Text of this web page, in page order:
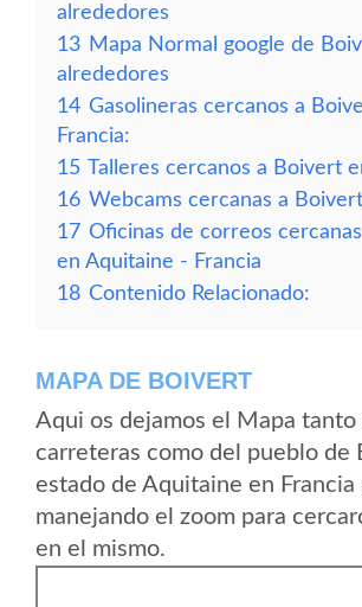
alrededores
13 Mapa Normal google de
alrededores
14 Gasolineras cercanos a
Francia:
15 Talleres cercanos a Boivert
16 Webcams cercanas a
17 Oficinas de correos
en Aquitaine - Francia
18 Contenido Relacionado:
MAPA DE BOIVERT
Aqui os dejamos el Mapa tanto
carreteras como del pueblo de
estado de Aquitaine en Francia
manejando el zoom para
en el mismo.